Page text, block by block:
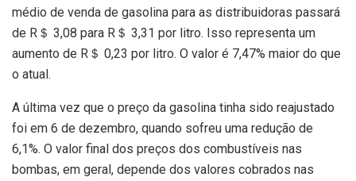
médio de venda de gasolina para as distribuidoras passará
de R＄ 3,08 para R＄ 3,31 por litro. Isso representa um
aumento de R＄ 0,23 por litro. O valor é 7,47% maior do que
o atual.
A última vez que o preço da gasolina tinha sido reajustado
foi em 6 de dezembro, quando sofreu uma redução de
6,1%. O valor final dos preços dos combustíveis nas
bombas, em geral, depende dos valores cobrados nas